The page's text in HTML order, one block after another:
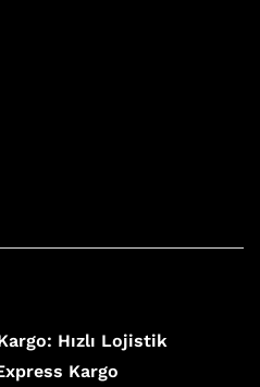
Hızlı Lojistik
Kargo